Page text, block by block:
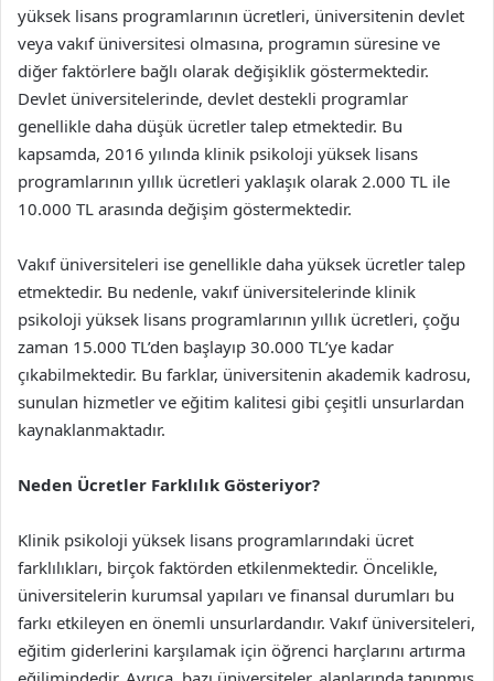
yüksek lisans programlarının ücretleri, üniversitenin devlet
veya vakıf üniversitesi olmasına, programın süresine ve
diğer faktörlere bağlı olarak değişiklik göstermektedir.
Devlet üniversitelerinde, devlet destekli programlar
genellikle daha düşük ücretler talep etmektedir. Bu
kapsamda, 2016 yılında klinik psikoloji yüksek lisans
programlarının yıllık ücretleri yaklaşık olarak 2.000 TL ile
10.000 TL arasında değişim göstermektedir.
Vakıf üniversiteleri ise genellikle daha yüksek ücretler talep
etmektedir. Bu nedenle, vakıf üniversitelerinde klinik
psikoloji yüksek lisans programlarının yıllık ücretleri, çoğu
zaman 15.000 TL’den başlayıp 30.000 TL’ye kadar
çıkabilmektedir. Bu farklar, üniversitenin akademik kadrosu,
sunulan hizmetler ve eğitim kalitesi gibi çeşitli unsurlardan
kaynaklanmaktadır.
Neden Ücretler Farklılık Gösteriyor?
Klinik psikoloji yüksek lisans programlarındaki ücret
farklılıkları, birçok faktörden etkilenmektedir. Öncelikle,
üniversitelerin kurumsal yapıları ve finansal durumları bu
farkı etkileyen en önemli unsurlardandır. Vakıf üniversiteleri,
eğitim giderlerini karşılamak için öğrenci harçlarını artırma